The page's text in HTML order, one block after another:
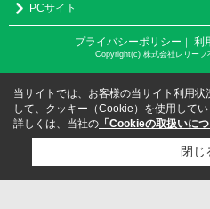
PCサイト
プライバシーポリシー ｜ 利
Copyright(c) 株式会社レリーフ
当サイトでは、お客様の当サイト利用
して、クッキー（Cookie）を使用してい
詳しくは、当社の 「Cookieの取扱いにつ
閉じ